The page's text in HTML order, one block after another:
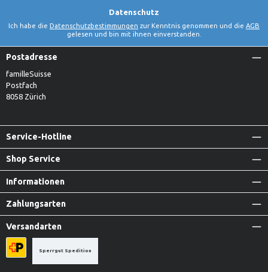
Datenschutz
Ich habe die Datenschutzbestimmungen zur Kenntnis genommen und die AGB
gelesen und bin mit ihnen einverstanden.
Postadresse
familleSuisse
Postfach
8058 Zürich
Service-Hotline
Shop Service
Informationen
Zahlungsarten
Versandarten
Priority A-Post
Sperrgut Spedition